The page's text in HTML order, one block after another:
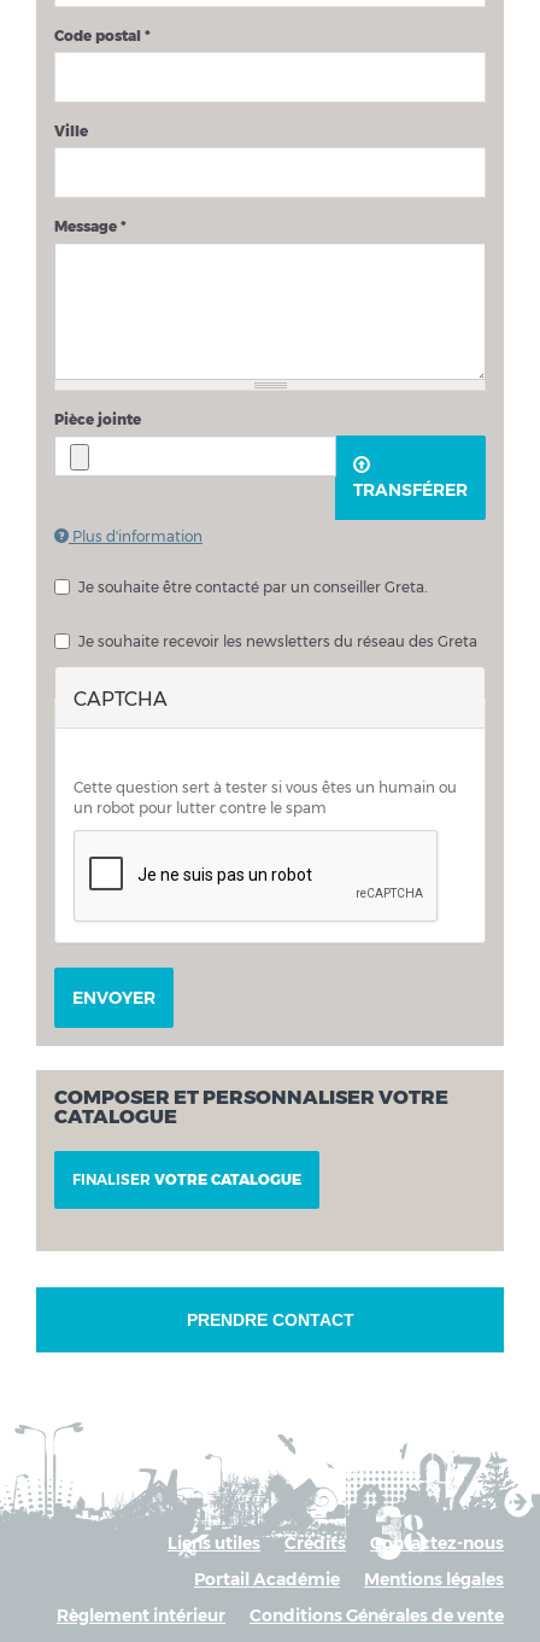
Code postal *
Ville
Message *
Pièce jointe
TRANSFÉRER
Plus d'information
Extensions autorisées :pdf doc docx.
Je souhaite être contacté par un conseiller Greta.
Je souhaite recevoir les newsletters du réseau des Greta
CAPTCHA
Cette question sert à tester si vous êtes un humain ou
un robot pour lutter contre le spam
ENVOYER
COMPOSER ET PERSONNALISER VOTRE
CATALOGUE
FINALISER VOTRE CATALOGUE
PRENDRE CONTACT
Contactez-nous
Crédits
Liens utiles
Mentions légales
Portail Académie
Conditions Générales de vente
Règlement intérieur